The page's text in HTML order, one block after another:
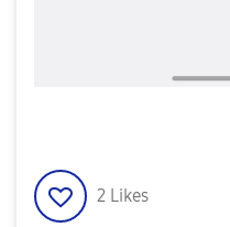
2 Likes